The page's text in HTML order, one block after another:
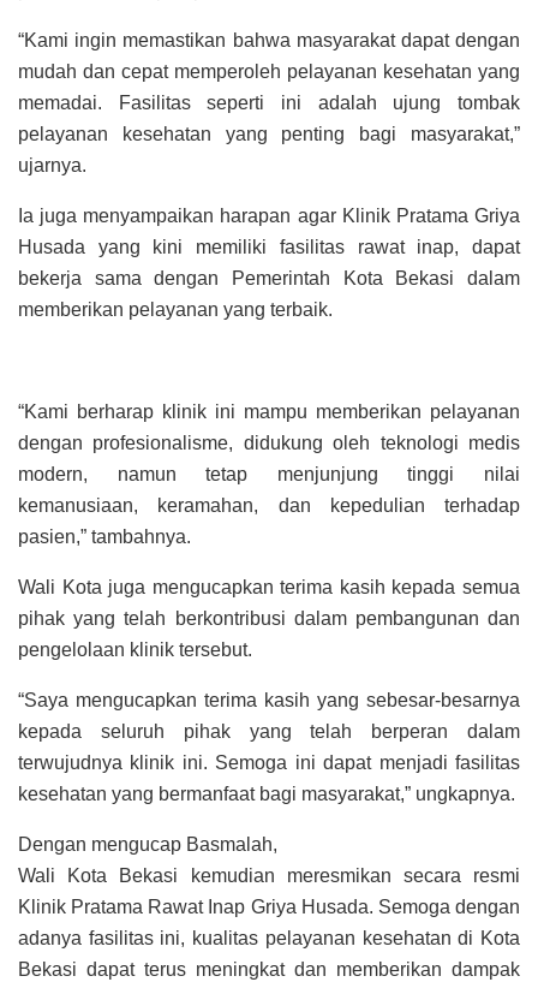
“Kami ingin memastikan bahwa masyarakat dapat dengan
mudah dan cepat memperoleh pelayanan kesehatan yang
memadai. Fasilitas seperti ini adalah ujung tombak
pelayanan kesehatan yang penting bagi masyarakat,”
ujarnya.
Ia juga menyampaikan harapan agar Klinik Pratama Griya
Husada yang kini memiliki fasilitas rawat inap, dapat
bekerja sama dengan Pemerintah Kota Bekasi dalam
memberikan pelayanan yang terbaik.
“Kami berharap klinik ini mampu memberikan pelayanan
dengan profesionalisme, didukung oleh teknologi medis
modern, namun tetap menjunjung tinggi nilai
kemanusiaan, keramahan, dan kepedulian terhadap
pasien,” tambahnya.
Wali Kota juga mengucapkan terima kasih kepada semua
pihak yang telah berkontribusi dalam pembangunan dan
pengelolaan klinik tersebut.
“Saya mengucapkan terima kasih yang sebesar-besarnya
kepada seluruh pihak yang telah berperan dalam
terwujudnya klinik ini. Semoga ini dapat menjadi fasilitas
kesehatan yang bermanfaat bagi masyarakat,” ungkapnya.
Dengan mengucap Basmalah,
Wali Kota Bekasi kemudian meresmikan secara resmi
Klinik Pratama Rawat Inap Griya Husada. Semoga dengan
adanya fasilitas ini, kualitas pelayanan kesehatan di Kota
Bekasi dapat terus meningkat dan memberikan dampak